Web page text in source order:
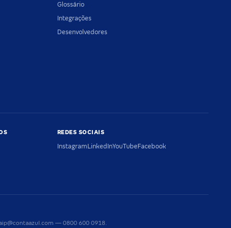
Glossário
Integrações
Desenvolvedores
REDES SOCIAIS
InstagramLinkedInYouTubeFacebook
— 0800 600 0918.